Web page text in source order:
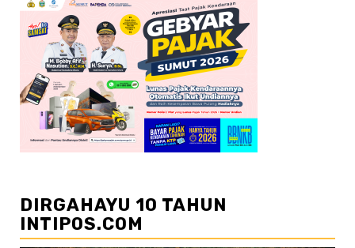
DIRGAHAYU 10 TAHUN
INTIPOS.COM